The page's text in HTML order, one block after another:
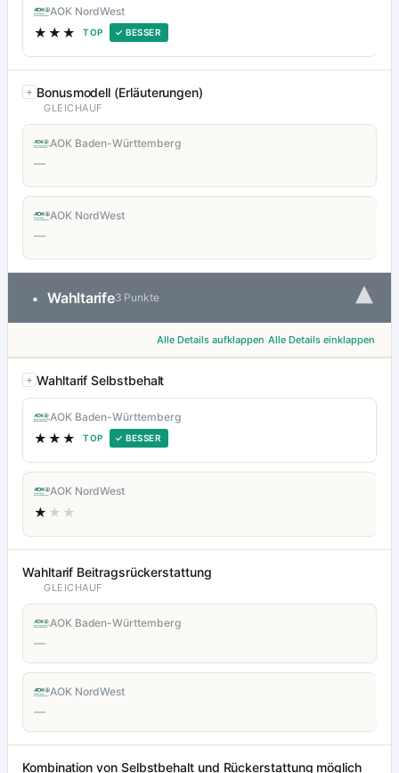
AOK NordWest
★★★ TOP ✓ BESSER
Bonusmodell (Erläuterungen)
GLEICHAUF
AOK Baden-Württemberg
—
AOK NordWest
—
• Wahltarife3 Punkte ▾
Alle Details aufklappen Alle Details einklappen
Wahltarif Selbstbehalt
AOK Baden-Württemberg
★★★ TOP ✓ BESSER
AOK NordWest
★ ★★
Wahltarif Beitragsrückerstattung
GLEICHAUF
AOK Baden-Württemberg
—
AOK NordWest
—
Kombination von Selbstbehalt und Rückerstattung möglich